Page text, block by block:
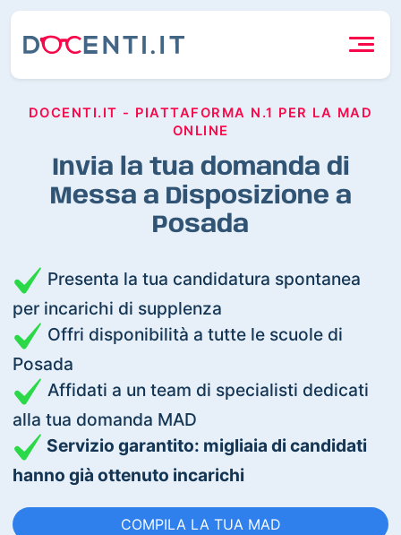
DOCENTI.IT - PIATTAFORMA N.1 PER LA MAD
ONLINE
Invia la tua domanda di
Messa a Disposizione a
Posada
Presenta la tua candidatura spontanea
per incarichi di supplenza
Offri disponibilità a tutte le scuole di
Posada
Affidati a un team di specialisti dedicati
alla tua domanda MAD
Servizio garantito: migliaia di candidati
hanno già ottenuto incarichi
COMPILA LA TUA MAD